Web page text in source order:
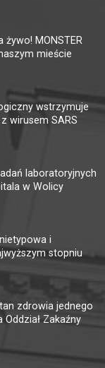
MONSTER
mieście
wstrzymuje
wirusem SARS
laboratoryjnych
w Wolicy
i
stopniu
zdrowia jednego
Zakaźny